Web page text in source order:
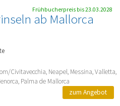
ab Mallorca
Civitavecchia, Neapel, Messina, Valletta,
Palma de Mallorca
Frühbucherpreis bis 23.03.2028
zum Angebot